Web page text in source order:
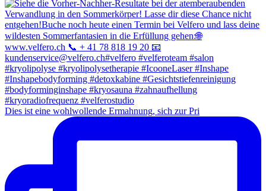
Dies ist eine wohlwollende Ermahnung, sich zur Pri